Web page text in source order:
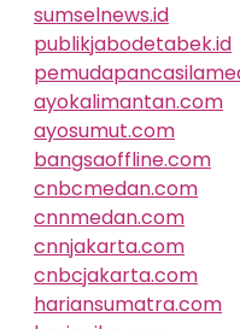
sumselnews.id
publikjabodetabek.id
ayokalimantan.com
ayosumut.com
bangsaoffline.com
cnbcmedan.com
cnnmedan.com
cnnjakarta.com
cnbcjakarta.com
hariansumatra.com